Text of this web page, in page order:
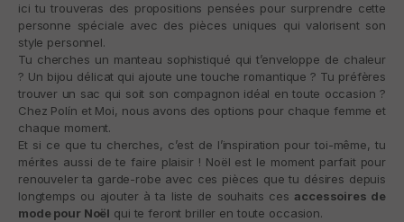
ici tu trouveras des propositions pensées pour surprendre cette
personne spéciale avec des pièces uniques qui valorisent son
style personnel.
Tu cherches un manteau sophistiqué qui t’enveloppe de chaleur
? Un bijou délicat qui ajoute une touche romantique ? Tu préfères
trouver un sac qui soit son compagnon idéal en toute occasion ?
Chez Polín et Moi, nous avons des options pour chaque femme et
chaque moment.
Et si ce que tu cherches, c’est de l’inspiration pour toi-même, tu
mérites aussi de te faire plaisir ! Noël est le moment parfait pour
renouveler ta garde-robe avec ces pièces que tu désires depuis
longtemps ou ajouter à ta liste de souhaits ces accessoires de
mode pour Noël qui te feront briller en toute occasion.